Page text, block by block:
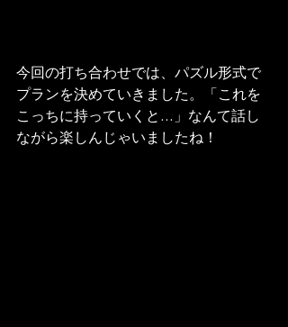
今回の打ち合わせでは、パズル形式で
プランを決めていきました。「これを
こっちに持っていくと…」なんて話し
ながら楽しんじゃいましたね！